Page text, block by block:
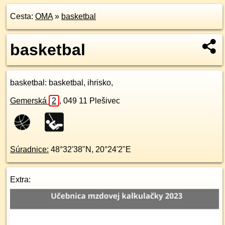
Cesta: OMA» basketbal
basketbal
basketbal : basketbal, ihrisko,
Gemerská 2 , 049 11 Plešivec
Súradnice: 48°32'38"N , 20°24'2"E
Extra: